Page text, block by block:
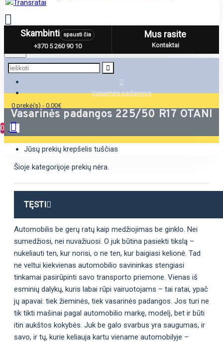
Menu
0 prekė(s) - 0.00€
0
Jūsų prekių krepšelis tuščias
Skambinti spausti čia
+370 5 260 90 10
Mus rasite
Kontaktai
Vasarinės padangos
Vasarinės padangos 225/50 R17 OTANI
Šioje kategorijoje prekių nėra.
TĘSTI
Automobilis be gerų ratų kaip medžiojimas be ginklo. Nei
sumedžiosi, nei nuvažiuosi. O juk būtina pasiekti tikslą –
nukeliauti ten, kur norisi, o ne ten, kur baigiasi kelionė. Tad
ne veltui kiekvienas automobilio savininkas stengiasi
tinkamai pasirūpinti savo transporto priemone. Vienas iš
esminių dalykų, kuris labai rūpi vairuotojams – tai ratai, ypač
jų apavai: tiek žieminės, tiek vasarinės padangos. Jos turi ne
tik tikti mašinai pagal automobilio markę, modelį, bet ir būti
itin aukštos kokybės. Juk be galo svarbus yra saugumas, ir
savo, ir tų, kurie keliauja kartu viename automobilyje –